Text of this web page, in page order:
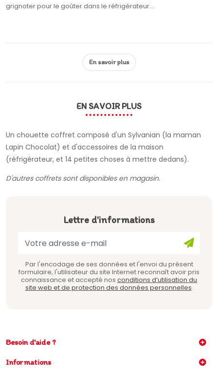
grignoter pour le goûter dans le réfrigérateur...
En savoir plus
EN SAVOIR PLUS
Un chouette coffret composé d'un Sylvanian (la maman
Lapin Chocolat) et d'accessoires de la maison
(réfrigérateur, et 14 petites choses à mettre dedans).
D'autres coffrets sont disponibles en magasin.
Lettre d'informations
Par l'encodage de ses données et l'envoi du présent
formulaire, l'utilisateur du site Internet reconnaît avoir pris
connaissance et accepté nos conditions d’utilisation du
site web et de protection des données personnelles.
Besoin d'aide ?
Informations